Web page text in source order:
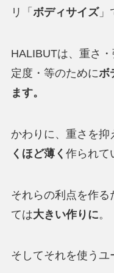
リ「 ボディサイズ」
HALIBUTは、重さ
定度・等のためにボ
ます。
かわりに、重さを抑
くほど薄く 作られて
それらの利点を作る
ては大きい作りに。
そしてそれを使うユ